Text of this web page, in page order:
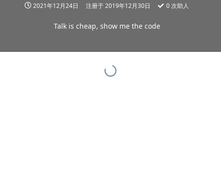
2021年12月24日 注册于2019年12月30日 0 次助人
Talk is cheap, show me the code